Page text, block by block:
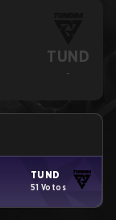
TUND
-
TUND
51 Votos